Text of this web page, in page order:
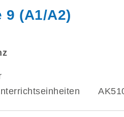
(A1/A2)